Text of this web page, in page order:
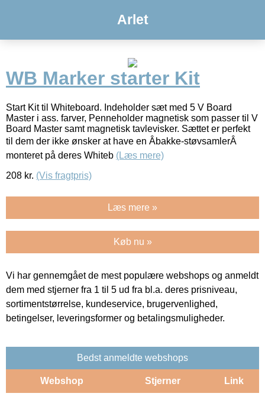
Arlet
WB Marker starter Kit
Start Kit til Whiteboard. Indeholder sæt med 5 V Board
Master i ass. farver, Penneholder magnetisk som passer til V
Board Master samt magnetisk tavlevisker. Sættet er perfekt
til dem der ikke ønsker at have en Âbakke-støvsamlerÂ
monteret på deres Whiteb (Læs mere)
208 kr. (Vis fragtpris)
Læs mere »
Køb nu »
Vi har gennemgået de mest populære webshops og anmeldt
dem med stjerner fra 1 til 5 ud fra bl.a. deres prisniveau,
sortimentstørrelse, kundeservice, brugervenlighed,
betingelser, leveringsformer og betalingsmuligheder.
Bedst anmeldte webshops
Webshop Stjerner Link